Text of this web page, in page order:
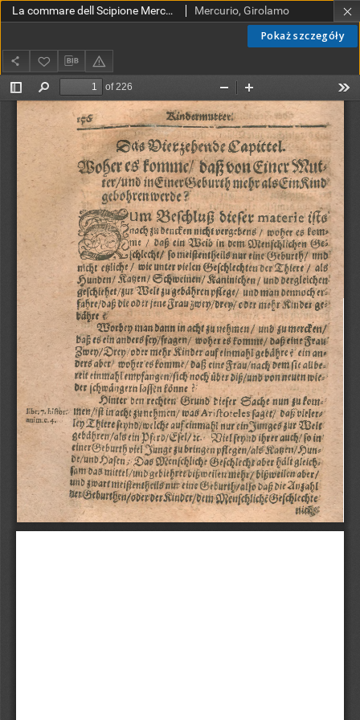
Pokaż szczegóły
La commare dell Scipione Mercurio. Kindermutter, oder Hebammen Buch worinnen von dem wunderbaren Werck der Empfängnüss und Geburth eines Menschen Mercurio, Girolamo